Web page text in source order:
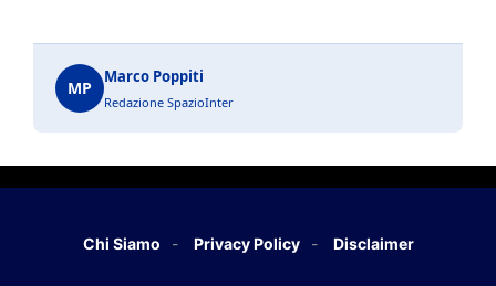
MP
Marco Poppiti
Redazione SpazioInter
Chi Siamo Privacy Policy Disclaimer